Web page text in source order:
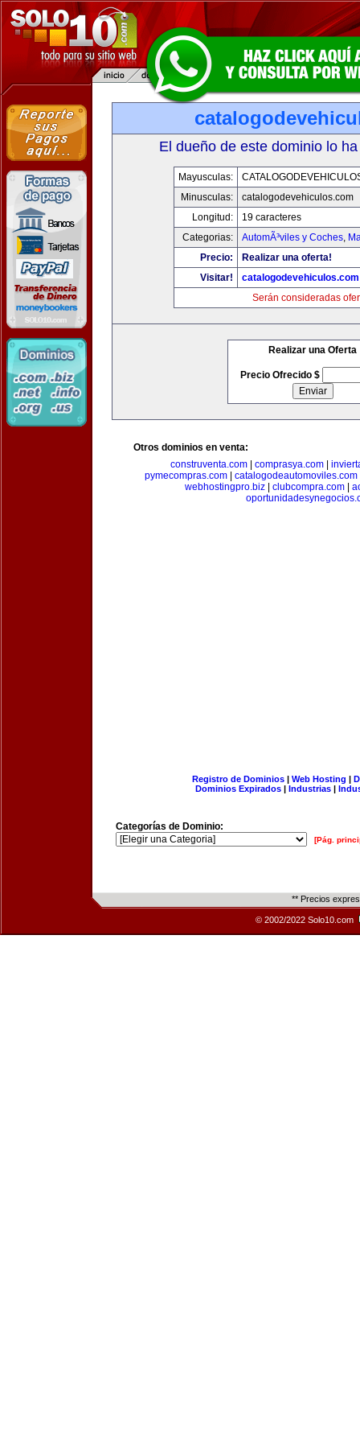
El dueño de este dominio lo
Mayusculas:
Minusculas:
catalogodevehiculos.com
Longitud:
19 caracteres
Categorias:
AutomÃ³viles y Coches,
Precio:
Realizar una oferta!
Visitar!
catalogodevehiculos.com
Serán consideradas
Realizar una Oferta
Precio Ofrecido $
Otros dominios en venta:
construventa.com| comprasya.com|
pymecompras.com| catalogodeautomoviles.com
webhostingpro.biz| clubcompra.com|
Registro de Dominios| Web Hosting |
Dominios Expirados | Industrias |
Categorías de Dominio:
[Pág.
** Precios
© 2002/2022 Solo10.com